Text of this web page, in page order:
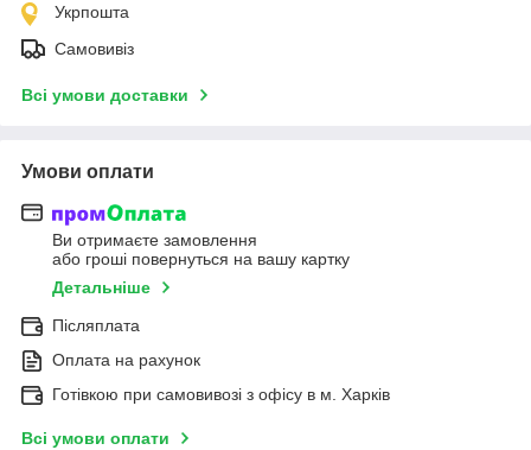
Укрпошта
Самовивіз
Всі умови доставки
Умови оплати
Ви отримаєте замовлення
або гроші повернуться на вашу картку
Детальніше
Післяплата
Оплата на рахунок
Готівкою при самовивозі з офісу в м. Харків
Всі умови оплати